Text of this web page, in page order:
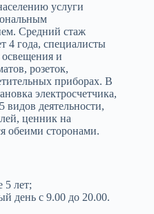
услуги
Средний стаж
4 года, специалисты
и
розеток,
приборах. В
электросчетчика,
видов деятельности,
ценник на
обеими сторонами.
5 лет;
день с 9.00 до 20.00.